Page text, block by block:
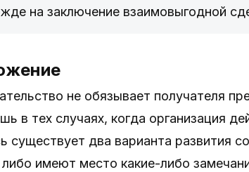
на заключение взаимовыгодной
не обязывает получателя
в тех случаях, когда организация
существует два варианта развития
имеют место какие-либо